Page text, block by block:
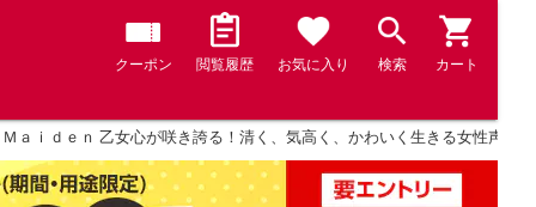
クーポン 閲覧履歴 お気に入り 検索 カート
Ｍａｉｄｅｎ 乙女心が咲き誇る！清く、気高く、かわいく生きる女性声優